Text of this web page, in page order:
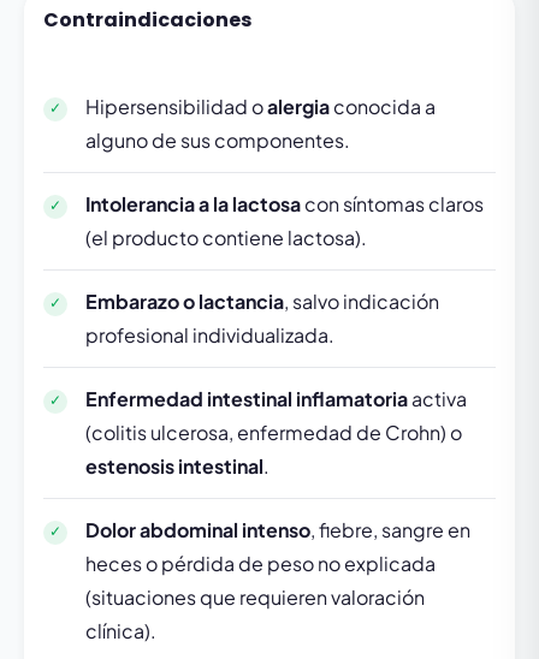
Contraindicaciones
Hipersensibilidad oalergiaconocida a
alguno de sus componentes.
Intolerancia a la lactosacon síntomas claros
(el producto contiene lactosa).
Embarazo o lactancia, salvo indicación
profesional individualizada.
Enfermedad intestinal inflamatoriaactiva
(colitis ulcerosa, enfermedad de Crohn) o
estenosis intestinal.
Dolor abdominal intenso, fiebre, sangre en
heces o pérdida de peso no explicada
(situaciones que requieren valoración
clínica).